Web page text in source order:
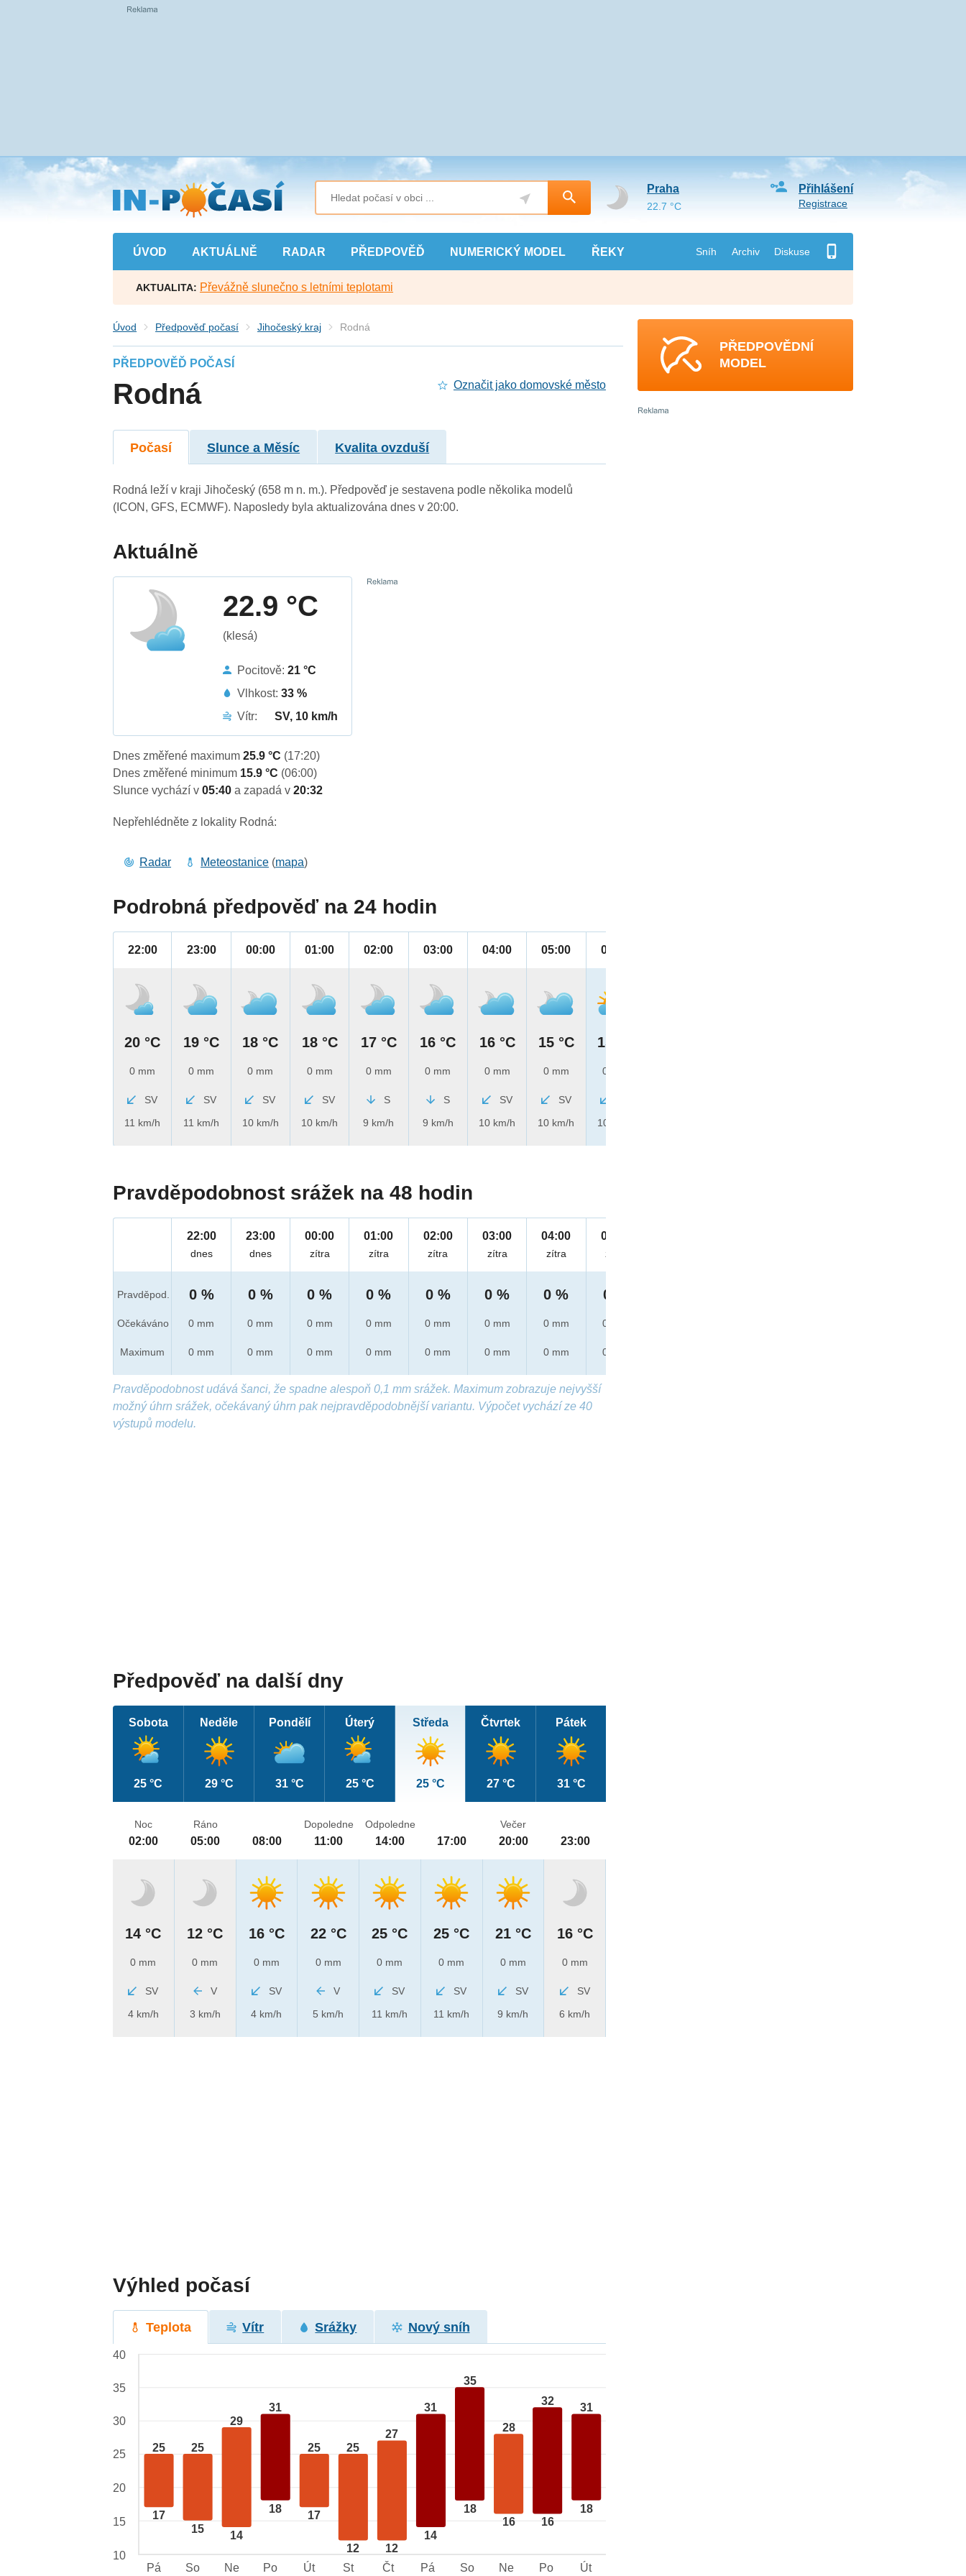
Přejít
na
hlavní
obsah
ÚVOD AKTUÁLNĚ RADAR PŘEDPOVĚĎ NUMERICKÝ MODEL ŘEKY Sníh Archiv Diskuse
Přihlášení
Registrace
Praha
22.7 °C
AKTUALITA: Převážně slunečno s letními teplotami
Úvod Předpověď počasí Jihočeský kraj Rodná
PŘEDPOVĚĎ POČASÍ
Rodná Označit jako domovské město
Počasí Slunce a Měsíc Kvalita ovzduší
Rodná leží v kraji Jihočeský (658 m n. m.). Předpověď je sestavena podle několika modelů
(ICON, GFS, ECMWF). Naposledy byla aktualizována dnes v 20:00.
Aktuálně
22.9 °C
(klesá)
Pocitově:21 °C
Vlhkost:33 %
Vítr:
SV, 10 km/h
Dnes změřené maximum25.9 °C (17:20)
Dnes změřené minimum 15.9 °C (06:00)
Slunce vychází v05:40a zapadá v20:32
Nepřehlédněte z lokality Rodná:
Radar Meteostanice (mapa)
Podrobná předpověď na 24 hodin
22:00
20 °C
0 mm
SV
11 km/h
23:00
19 °C
0 mm
SV
11 km/h
00:00
18 °C
0 mm
SV
10 km/h
01:00
18 °C
0 mm
SV
10 km/h
02:00
17 °C
0 mm
S
9 km/h
03:00
16 °C
0 mm
S
9 km/h
04:00
16 °C
0 mm
SV
10 km/h
05:00
15 °C
0 mm
SV
10 km/h
06:00
15 °C
0 mm
10 km/h
Pravděpodobnost srážek na 48 hodin
Pravděpod.
Očekáváno
Maximum
22:00
dnes
0 %
0 mm
0 mm
23:00
dnes
0 %
0 mm
0 mm
00:00
zítra
0 %
0 mm
0 mm
01:00
zítra
0 %
0 mm
0 mm
02:00
zítra
0 %
0 mm
0 mm
03:00
zítra
0 %
0 mm
0 mm
04:00
zítra
0 %
0 mm
0 mm
05:00
zítra
0 %
0 mm
0 mm
Pravděpodobnost udává šanci, že spadne alespoň 0,1 mm srážek. Maximum zobrazuje nejvyšší
možný úhrn srážek, očekávaný úhrn pak nejpravděpodobnější variantu. Výpočet vychází ze 40
výstupů modelu.
Předpověď na další dny
Sobota
25 °C
Neděle
29 °C
Pondělí
31 °C
Úterý
25 °C
Středa
25 °C
Čtvrtek
27 °C
Pátek
31 °C
Noc
02:00
14 °C
0 mm
SV
4 km/h
Ráno
05:00
12 °C
0 mm
V
3 km/h
08:00
16 °C
0 mm
SV
4 km/h
Dopoledne
11:00
22 °C
0 mm
V
5 km/h
Odpoledne
14:00
25 °C
0 mm
SV
11 km/h
17:00
25 °C
0 mm
SV
11 km/h
Večer
20:00
21 °C
0 mm
SV
9 km/h
23:00
16 °C
0 mm
SV
6 km/h
Výhled počasí
Teplota Vítr Srážky Nový sníh
25
17
25
15
29
14
31
18
25
17
25
12
27
12
31
14
35
18
28
16
32
16
31
18
40
35
30
25
20
15
10
Pá
So Ne Po Út St Čt Pá So Ne Po Út
PŘEDPOVĚDNÍ
MODEL